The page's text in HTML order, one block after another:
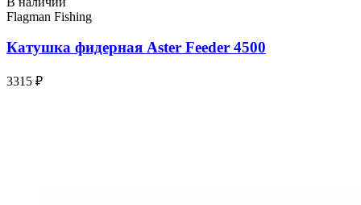
Flagman Fishing
Катушка фидерная Aster Feeder 4500
3315 ₽